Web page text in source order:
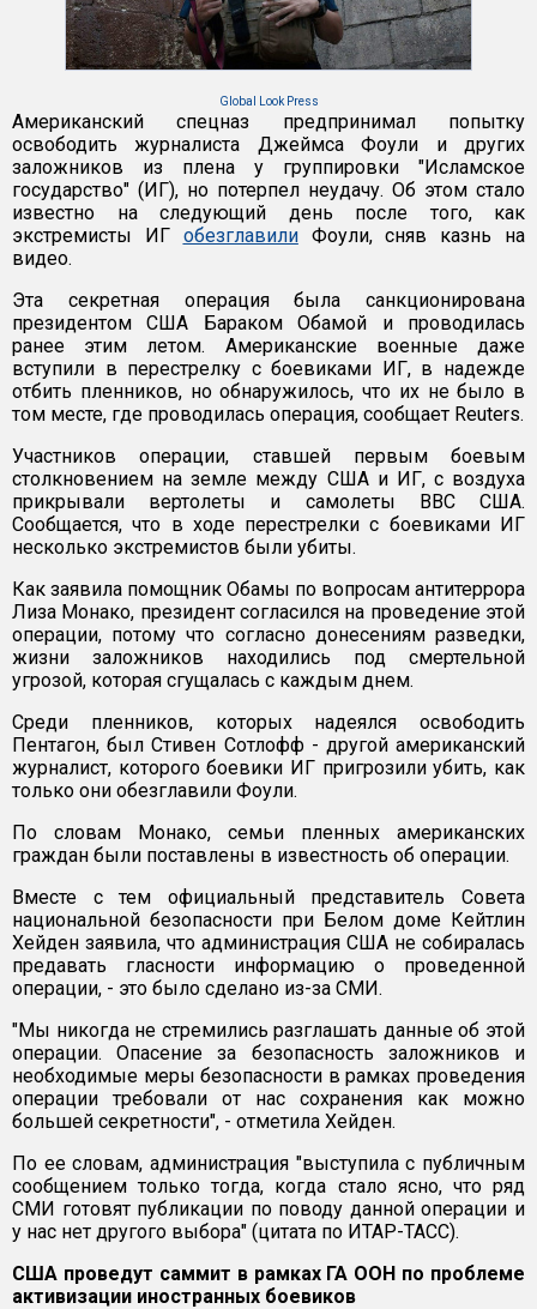
Global Look Press
Американский спецназ предпринимал попытку
освободить журналиста Джеймса Фоули и других
заложников из плена у группировки "Исламское
государство" (ИГ), но потерпел неудачу. Об этом стало
известно на следующий день после того, как
экстремисты ИГ обезглавилиФоули, сняв казнь на
видео.
Эта секретная операция была санкционирована
президентом США Бараком Обамой и проводилась
ранее этим летом. Американские военные даже
вступили в перестрелку с боевиками ИГ, в надежде
отбить пленников, но обнаружилось, что их не было в
том месте, где проводилась операция, сообщает Reuters.
Участников операции, ставшей первым боевым
столкновением на земле между США и ИГ, с воздуха
прикрывали вертолеты и самолеты ВВС США.
Сообщается, что в ходе перестрелки с боевиками ИГ
несколько экстремистов были убиты.
Как заявила помощник Обамы по вопросам антитеррора
Лиза Монако, президент согласился на проведение этой
операции, потому что согласно донесениям разведки,
жизни заложников находились под смертельной
угрозой, которая сгущалась с каждым днем.
Среди пленников, которых надеялся освободить
Пентагон, был Стивен Сотлофф - другой американский
журналист, которого боевики ИГ пригрозили убить, как
только они обезглавили Фоули.
По словам Монако, семьи пленных американских
граждан были поставлены в известность об операции.
Вместе с тем официальный представитель Совета
национальной безопасности при Белом доме Кейтлин
Хейден заявила, что администрация США не собиралась
предавать гласности информацию о проведенной
операции, - это было сделано из-за СМИ.
"Мы никогда не стремились разглашать данные об этой
операции. Опасение за безопасность заложников и
необходимые меры безопасности в рамках проведения
операции требовали от нас сохранения как можно
большей секретности", - отметила Хейден.
По ее словам, администрация "выступила с публичным
сообщением только тогда, когда стало ясно, что ряд
СМИ готовят публикации по поводу данной операции и
у нас нет другого выбора" (цитата по ИТАР-ТАСС).
США проведут саммит в рамках ГА ООН по проблеме
активизации иностранных боевиков